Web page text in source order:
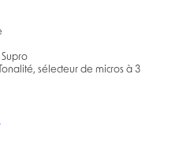
sélecteur de micros à 3